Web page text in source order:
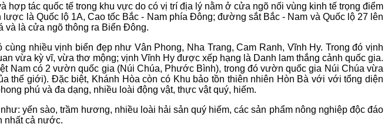
hợp tác quốc tế trong khu vực do có vị trí địa lý nằm ở cửa ngõ nối vùng kinh tế trọng điểm
là Quốc lộ 1A, Cao tốc Bắc - Nam phía Đông; đường sắt Bắc - Nam và Quốc lộ 27 lên
và là cửa ngõ thông ra Biển Ðông.
nhiều vịnh biển đẹp như Vân Phong, Nha Trang, Cam Ranh, Vĩnh Hy. Trong đó vịnh
vừa kỳ vĩ, vừa thơ mộng; vịnh Vĩnh Hy được xếp hạng là Danh lam thắng cảnh quốc gia.
Nam có 2 vườn quốc gia (Núi Chúa, Phước Bình), trong đó vườn quốc gia Núi Chúa vừa
thế giới). Đặc biệt, Khánh Hòa còn có Khu bảo tồn thiên nhiên Hòn Bà với với tổng diện
phú và đa dạng, nhiều loài động vật, thực vật quý, hiếm.
yến sào, trầm hương, nhiều loài hải sản quý hiếm, các sản phẩm nông nghiệp độc đáo
nhất cả nước.